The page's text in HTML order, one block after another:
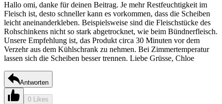
Hallo omi, danke für deinen Beitrag. Je mehr Restfeuchtigkeit im
Fleisch ist, desto schneller kann es vorkommen, dass die Scheiben
leicht aneinanderkleben. Beispielsweise sind die Fleischstücke des
Rohschinkens nicht so stark abgetrocknet, wie beim Bündnerfleisch.
Unsere Empfehlung ist, das Produkt circa 30 Minuten vor dem
Verzehr aus dem Kühlschrank zu nehmen. Bei Zimmertemperatur
lassen sich die Scheiben besser trennen. Liebe Grüsse, Chloe
Antworten
0 Likes